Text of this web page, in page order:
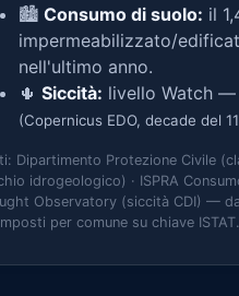
🏙️ Consumo di suolo: il
impermeabilizzato/
nell'ultimo anno.
🌵 Siccità: livello Watch
(Copernicus EDO, decade del
Dipartimento Protezione Civile
idrogeologico) · ISPRA
Observatory (siccità CDI) —
per comune su chiave ISTAT.